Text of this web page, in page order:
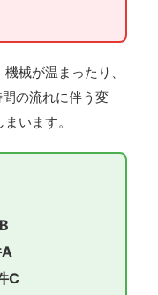
械が温まったり、
の流れに伴う変
います。
C